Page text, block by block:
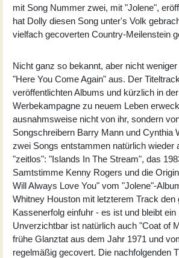
mit Song Nummer zwei, mit "Jolene",
hat Dolly diesen Song unter's Volk
vielfach gecoverten Country-Meilenstein
Nicht ganz so bekannt, aber nicht
"Here You Come Again" aus. Der
veröffentlichten Albums und kürzlich in
Werbekampagne zu neuem Leben
ausnahmsweise nicht von ihr, sondern
Songschreibern Barry Mann und Cynthia
zwei Songs entstammen natürlich wieder
"zeitlos": "Islands In The Stream", das
Samtstimme Kenny Rogers und die
Will Always Love You" vom "Jolene"-
Whitney Houston mit letzterem Track den
Kassenerfolg einfuhr - es ist und bleibt
Unverzichtbar ist natürlich auch "Coat of
frühe Glanztat aus dem Jahr 1971 und
regelmäßig gecovert. Die nachfolgenden